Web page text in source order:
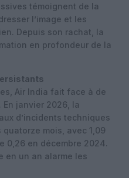
témoignent de la
l’image et les
Depuis son rachat, la
en profondeur de la
Air India fait face à de
janvier 2026, la
d’incidents techniques
mois, avec 1,09
0,26 en décembre 2024.
en un an alarme les